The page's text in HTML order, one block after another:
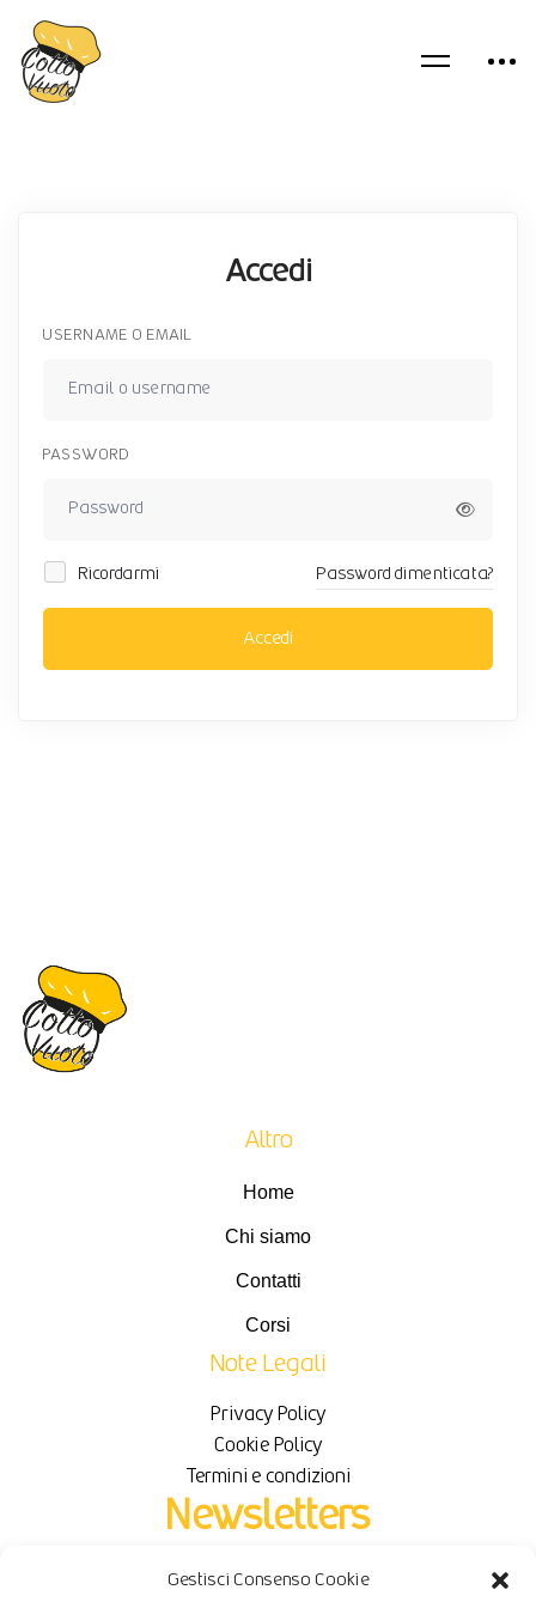
Gestisci Consenso Cookie
Accedi
USERNAME O EMAIL
PASSWORD
Ricordarmi Password dimenticata?
Accedi
Altro
Home
Chi siamo
Contatti
Corsi
Note Legali
Privacy Policy
Cookie Policy
Termini e condizioni
Newsletters
Iscriviti per ricevere novità e sconti in esclusiva.